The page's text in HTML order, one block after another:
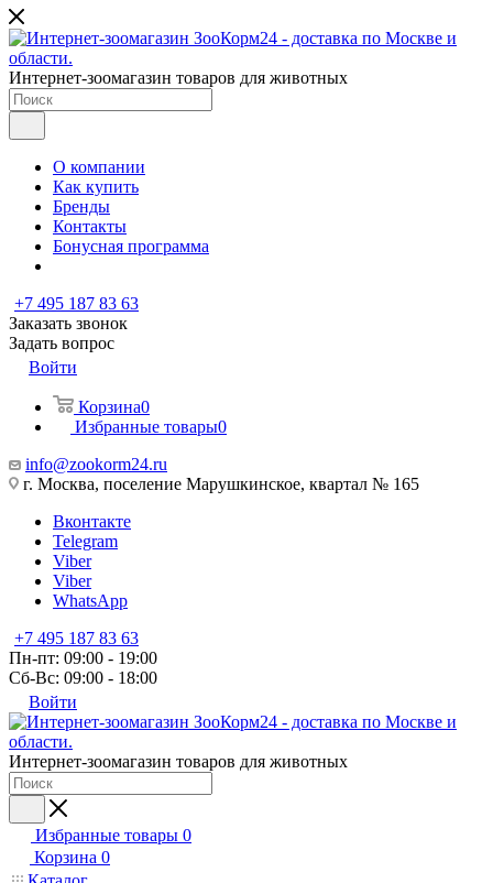
Интернет-зоомагазин товаров для животных
О компании
Как купить
Бренды
Контакты
Бонусная программа
+7 495 187 83 63
Заказать звонок
Задать вопрос
Войти
Корзина0
Избранные товары0
info@zookorm24.ru
г. Москва, поселение Марушкинское, квартал № 165
Вконтакте
Telegram
Viber
Viber
WhatsApp
+7 495 187 83 63
Пн-пт: 09:00 - 19:00
Сб-Вс: 09:00 - 18:00
Войти
Интернет-зоомагазин товаров для животных
Избранные товары 0
Корзина 0